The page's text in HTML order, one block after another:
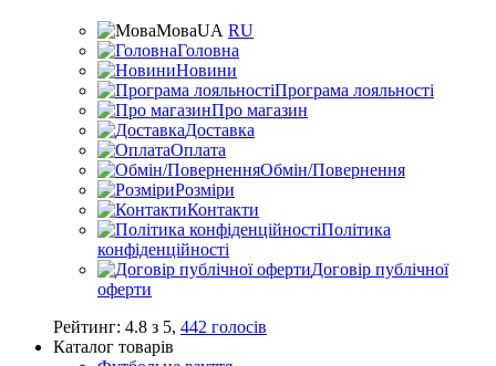
МоваUA RU
Головна
Новини
Програма лояльності
Про магазин
Доставка
Оплата
Обмін/Повернення
Розміри
Контакти
Політика
конфіденційності
Договір публічної
оферти
Рейтинг: 4.8 з 5, 442 голосів
Каталог товарів